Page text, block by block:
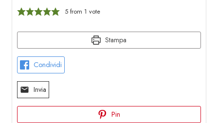
5from 1 vote
Stampa
Condividi
Invia
Pin